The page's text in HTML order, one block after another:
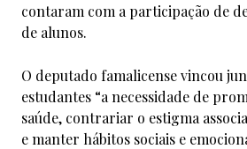
contaram com a participação de
de alunos.
O deputado famalicense vincou
estudantes “a necessidade de
saúde, contrariar o estigma
e manter hábitos sociais e